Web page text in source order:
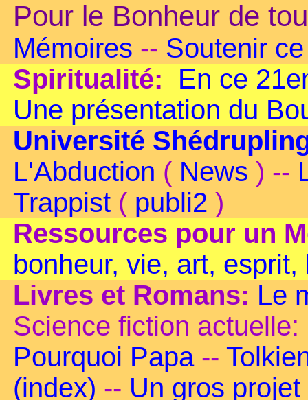
Pour le Bonheur de
Mémoires -- Soutenir
Spiritualité: En ce
Une présentation du
Université
L'Abduction ( News ) --
Trappist( publi2 )
Ressources pour un
bonheur, vie, art,
Livres et Romans: Le
Science fiction actuelle:
Pourquoi Papa--
(index) -- Un gros projet